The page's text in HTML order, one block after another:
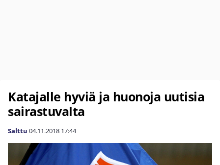
Katajalle hyviä ja huonoja uutisia
sairastuvalta
Salttu 04.11.2018 17:44